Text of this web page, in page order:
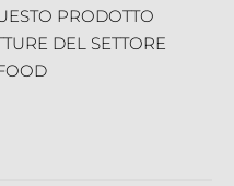
PRODOTTO
DEL SETTORE